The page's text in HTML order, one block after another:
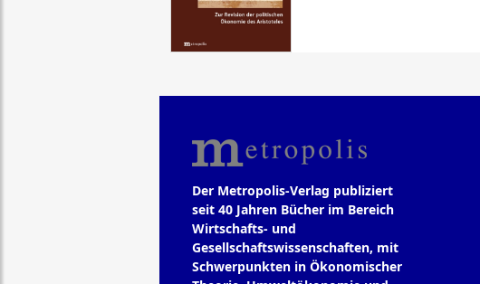
Der Metropolis-Verlag publiziert
seit 40 Jahren Bücher im Bereich
Wirtschafts- und
Gesellschaftswissenschaften, mit
Schwerpunkten in Ökonomischer